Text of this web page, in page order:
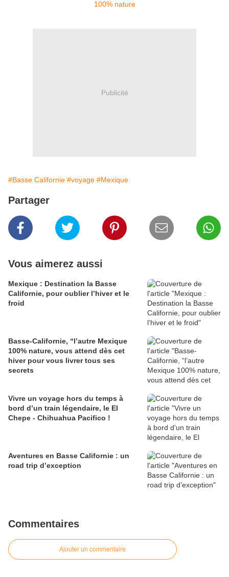
Publicité
#Basse Californie #voyage #Mexique
Partager
Vous aimerez aussi
Mexique : Destination la Basse
Californie, pour oublier l’hiver et le
froid
Basse-Californie, “l’autre Mexique
100% nature, vous attend dès cet
hiver pour vous livrer tous ses
secrets
Vivre un voyage hors du temps à
bord d’un train légendaire, le El
Chepe - Chihuahua Pacifico !
Aventures en Basse Californie : un
road trip d’exception
Commentaires
Ajouter un commentaire